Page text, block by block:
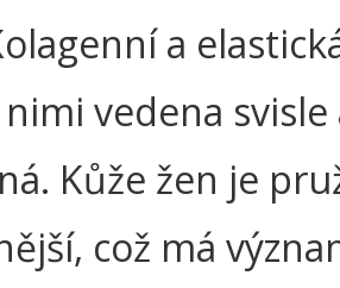
a
vedena svisle
Kůže žen je
což má